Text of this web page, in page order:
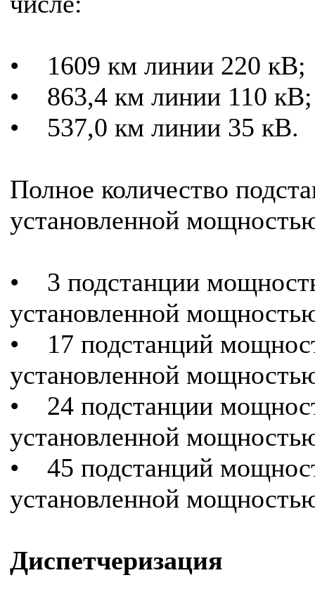
• 1609 км линии 220 кВ;
• 863,4 км линии 110 кВ;
• 537,0 км линии 35 кВ.
Полное количество
установленной
• 3 подстанции
установленной
• 17 подстанций
установленной
• 24 подстанции
установленной
• 45 подстанций
установленной
Диспетчеризация